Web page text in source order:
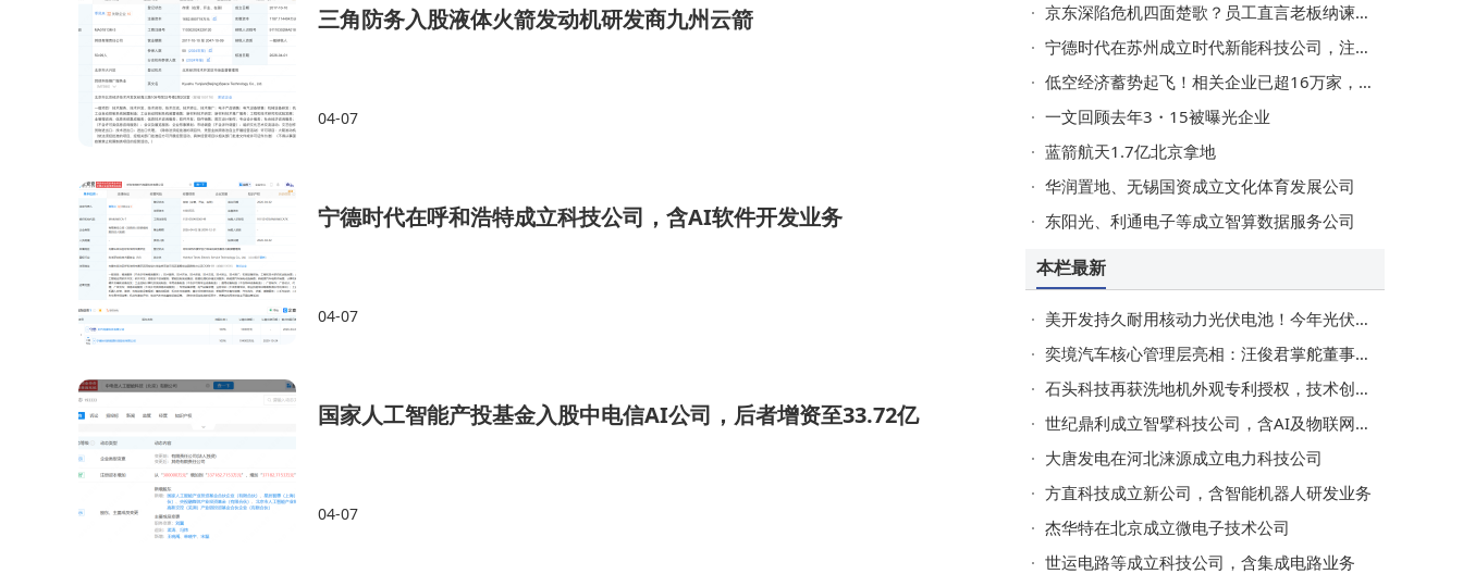
三角防务入股液体火箭发动机研发商九州云箭
04-07
宁德时代在呼和浩特成立科技公司，含AI软件开发业务
04-07
国家人工智能产投基金入股中电信AI公司，后者增资至33.72亿
04-07
京东深陷危机四面楚歌？员工直言老板纳谏，破局革新未来可期
宁德时代在苏州成立时代新能科技公司，注册资本20亿
低空经济蓄势起飞！相关企业已超16万家，去年注册量同比增长近140%
一文回顾去年3・15被曝光企业
蓝箭航天1.7亿北京拿地
华润置地、无锡国资成立文化体育发展公司
东阳光、利通电子等成立智算数据服务公司
本栏最新
美开发持久耐用核动力光伏电池！今年光伏相关企业已注册超5万家
奕境汽车核心管理层亮相：汪俊君掌舵董事长，曾清林领航品牌总经理
石头科技再获洗地机外观专利授权，技术创新推动清洁电器智能化升级
世纪鼎利成立智擘科技公司，含AI及物联网业务
大唐发电在河北涞源成立电力科技公司
方直科技成立新公司，含智能机器人研发业务
杰华特在北京成立微电子技术公司
世运电路等成立科技公司，含集成电路业务